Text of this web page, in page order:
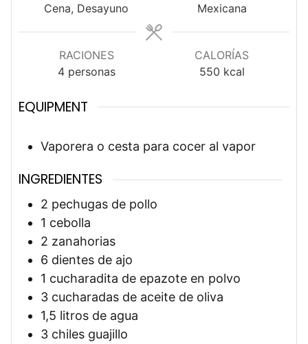
Cena, Desayuno
Mexicana
RACIONES
4 personas
CALORÍAS
550 kcal
EQUIPMENT
Vaporera o cesta para cocer al vapor
INGREDIENTES
2 pechugas de pollo
1 cebolla
2 zanahorias
6 dientes de ajo
1 cucharadita de epazote en polvo
3 cucharadas de aceite de oliva
1,5 litros de agua
3 chiles guajillo